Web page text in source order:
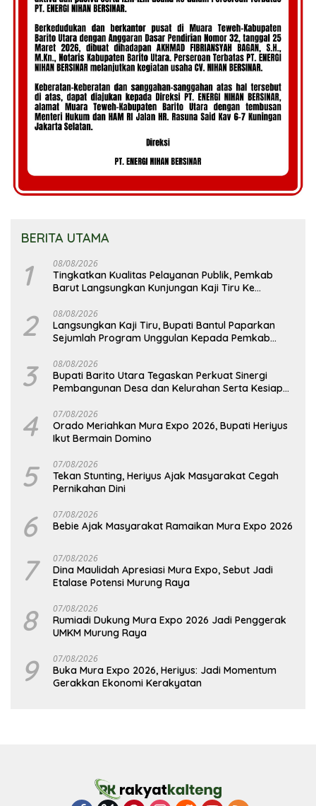
BERITA UTAMA
1 08/08/2026
Tingkatkan Kualitas Pelayanan Publik, Pemkab
Barut Langsungkan Kunjungan Kaji Tiru Ke
2 08/08/2026
Langsungkan Kaji Tiru, Bupati Bantul Paparkan
Sejumlah Program Unggulan Kepada Pemkab
3 08/08/2026
Bupati Barito Utara Tegaskan Perkuat Sinergi
Pembangunan Desa dan Kelurahan Serta Kesiapan
4 07/08/2026
Orado Meriahkan Mura Expo 2026, Bupati Heriyus
Ikut Bermain Domino
5 07/08/2026
Tekan Stunting, Heriyus Ajak Masyarakat Cegah
Pernikahan Dini
6 07/08/2026
Bebie Ajak Masyarakat Ramaikan Mura Expo 2026
7 07/08/2026
Dina Maulidah Apresiasi Mura Expo, Sebut Jadi
Etalase Potensi Murung Raya
8 07/08/2026
Rumiadi Dukung Mura Expo 2026 Jadi Penggerak
UMKM Murung Raya
9 07/08/2026
Buka Mura Expo 2026, Heriyus: Jadi Momentum
Gerakkan Ekonomi Kerakyatan